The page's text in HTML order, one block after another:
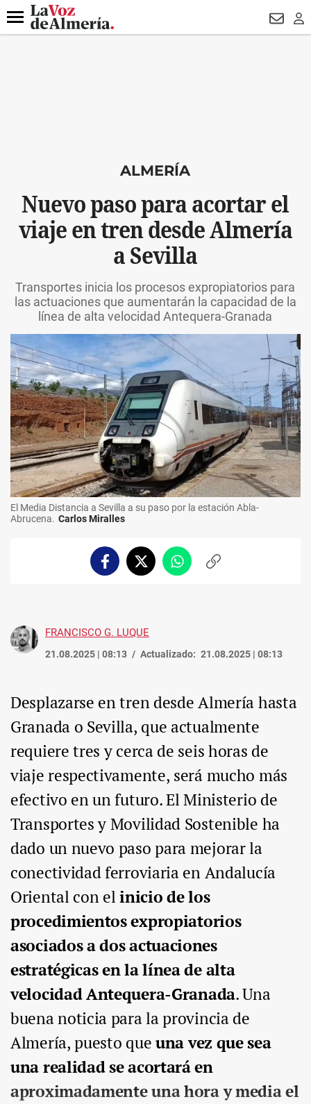
DESTACADO
Menú
ALMERÍA
Nuevo paso para acortar el
viaje en tren desde Almería
a Sevilla
Transportes inicia los procesos expropiatorios para
las actuaciones que aumentarán la capacidad de la
línea de alta velocidad Antequera-Granada
El Media Distancia a Sevilla a su paso por la estación Abla-
Abrucena. Carlos Miralles
FacebookTwitterWhatsappCopiar
FRANCISCO G. LUQUE
21.08.2025 | 08:13 Actualizado: 21.08.2025 | 08:13
Desplazarse en tren desde Almería hasta
Granada o Sevilla, que actualmente
requiere tres y cerca de seis horas de
viaje respectivamente, será mucho más
efectivo en un futuro. El Ministerio de
Transportes y Movilidad Sostenible ha
dado un nuevo paso para mejorar la
conectividad ferroviaria en Andalucía
Oriental con elinicio de los
procedimientos expropiatorios
asociados a dos actuaciones
estratégicas en la línea de alta
velocidad Antequera-Granada. Una
buena noticia para la provincia de
Almería, puesto queuna vez que sea
una realidad se acortará en
aproximadamente una hora y media el